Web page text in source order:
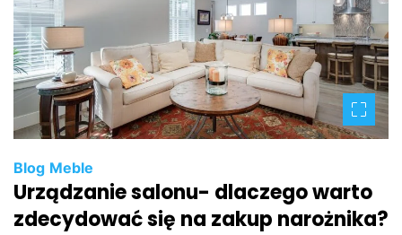
Blog Meble
Urządzanie salonu- dlaczego warto
zdecydować się na zakup narożnika?